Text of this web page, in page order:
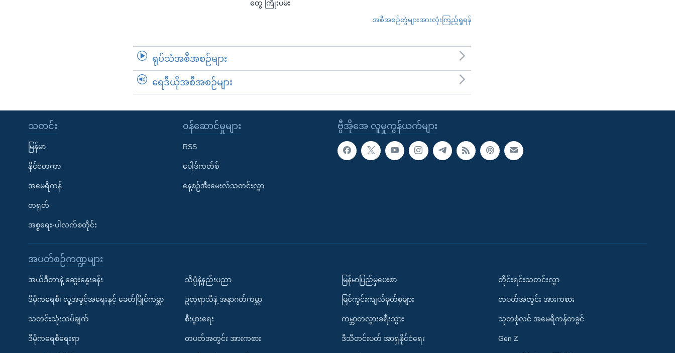
တွေ ကြိုးပမ်း
အစီအစဉ်တွဲများအားလုံးကြည့်ရှုရန်
ရုပ်သံအစီအစဉ်များ
ရေဒီယိုအစီအစဉ်များ
ဗွီအိုအေ လူမှုကွန်ယက်များ
သတင်း
မြန်မာ
နိုင်ငံတကာ
အမေရိကန်
တရုတ်
အစ္စရေး-ပါလက်စတိုင်း
၀န်ဆောင်မှုများ
RSS
ပေါ့ဒ်ကတ်စ်
နေ့စဉ်အီးမေးလ်သတင်းလွှာ
အပတ်စဉ်ကဏ္ဍများ
အယ်ဒီတာနဲ့ ဆွေးနွေးခန်း
ဒီမိုကရေစီ၊ လူ့အခွင့်အရေးနှင့် ခေတ်ပြိုင်ကမ္ဘာ
သတင်းသုံးသပ်ချက်
ဒီမိုကရေစီရေးရာ
သိပ္ပံနဲ့နည်းပညာ
ဥတုရာသီနဲ့ အနာဂတ်ကမ္ဘာ
စီးပွားရေး
တပတ်အတွင်း အားကစား
မြန်မာပြည်မှပေးစာ
မြင်ကွင်းကျယ်မှတ်စုများ
ကမ္ဘာတလွှားခရီးသွား
ဒီသီတင်းပတ် အာရှနိုင်ငံရေး
တိုင်းရင်းသတင်းလွှာ
တပတ်အတွင်း အားကစား
သုတစုံလင် အမေရိကန်တခွင်
Gen Z